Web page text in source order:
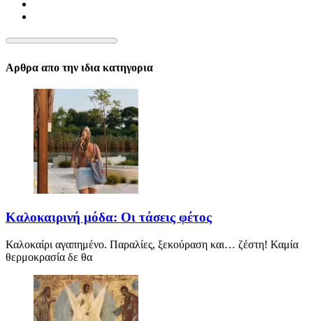
Αρθρα απο την ιδια κατηγορια
Καλοκαιρινή μόδα: Οι τάσεις φέτος
Καλοκαίρι αγαπημένο. Παραλίες, ξεκούραση και… ζέστη! Καμία
θερμοκρασία δε θα